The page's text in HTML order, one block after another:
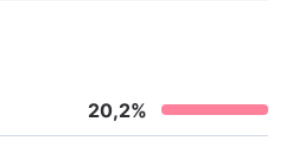
20,2%